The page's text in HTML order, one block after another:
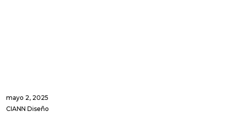
mayo 2, 2025
CIANN Diseño